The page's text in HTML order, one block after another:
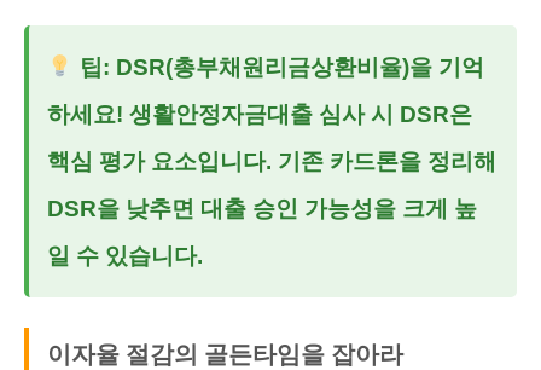
팁: DSR(총부채원리금상환비율)을 기억
하세요! 생활안정자금대출 심사 시 DSR은
핵심 평가 요소입니다. 기존 카드론을 정리해
DSR을 낮추면 대출 승인 가능성을 크게 높
일 수 있습니다.
이자율 절감의 골든타임을 잡아라